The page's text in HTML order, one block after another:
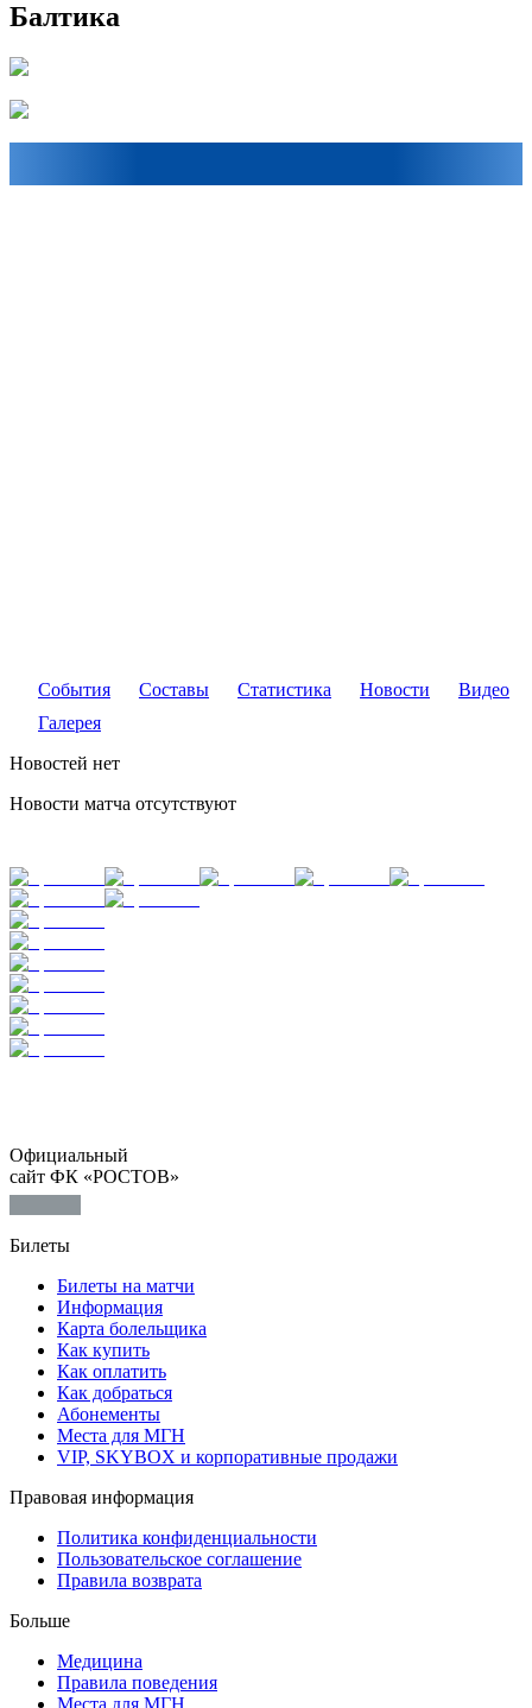
Балтика
События Составы Статистика Новости
Видео
Галерея
Новостей нет
Новости матча отсутствуют
Официальный
сайт ФК «РОСТОВ»
Билеты
Билеты на матчи
Информация
Карта болельщика
Как купить
Как оплатить
Как добраться
Абонементы
Места для МГН
VIP, SKYBOX и корпоративные продажи
Правовая информация
Политика конфиденциальности
Пользовательское соглашение
Правила возврата
Больше
Медицина
Правила поведения
Места для МГН